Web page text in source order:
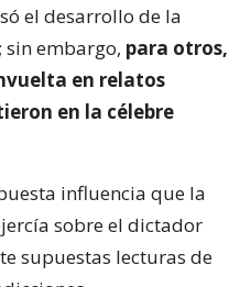
el desarrollo de la
sin embargo, para otros,
en relatos
en la célebre
influencia que la
sobre el dictador
supuestas lecturas de